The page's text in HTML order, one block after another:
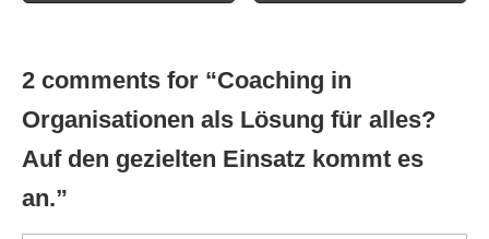
2 comments for “Coaching in
Organisationen als Lösung für alles?
Auf den gezielten Einsatz kommt es
an.”